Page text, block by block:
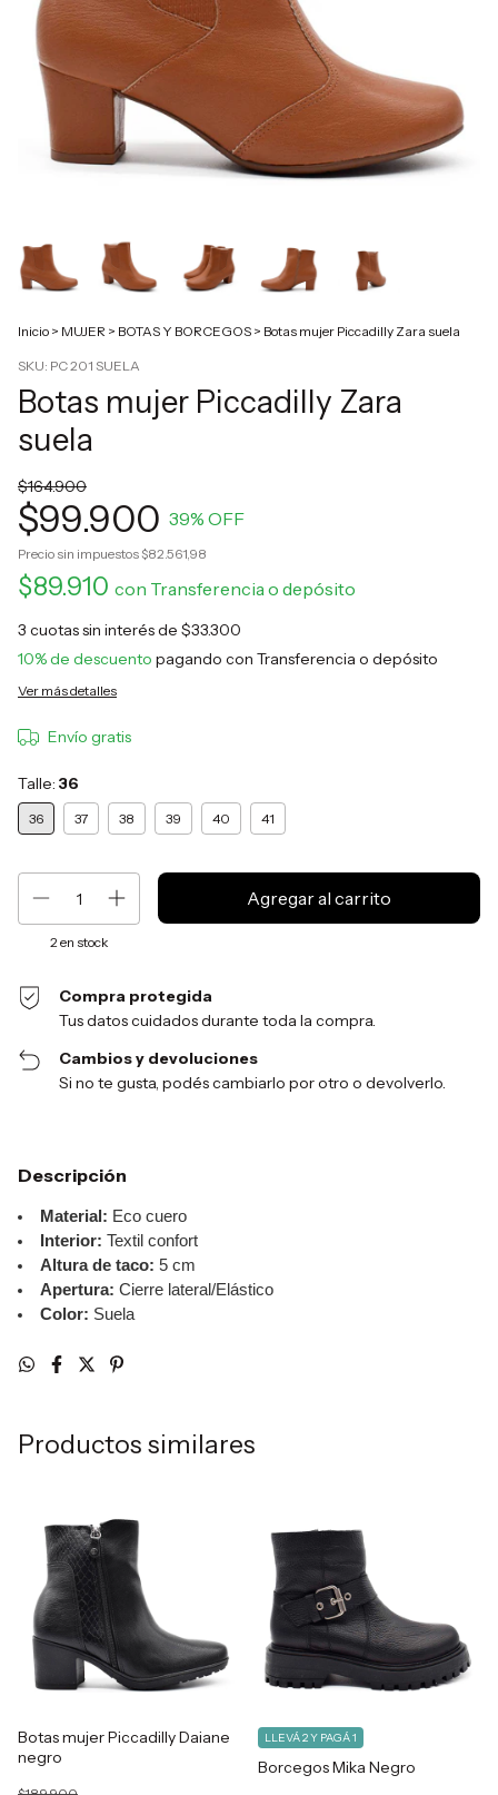
Inicio > MUJER > BOTAS Y BORCEGOS > Botas mujer Piccadilly Zara suela
SKU: PC 201 SUELA
Botas mujer Piccadilly Zara
suela
$164.900
$99.900 39% OFF
Precio sin impuestos$82.561,98
$89.910 con Transferencia o depósito
3 cuotas sin interés de $33.300
10% de descuento pagando con Transferencia o depósito
Ver más detalles
Envío gratis
Talle: 36
36 37 38 39 40 41
2en stock
Compra protegida
Tus datos cuidados durante toda la compra.
Cambios y devoluciones
Si no te gusta, podés cambiarlo por otro o devolverlo.
Descripción
Material: Eco cuero
Interior: Textil confort
Altura de taco: 5 cm
Apertura: Cierre lateral/Elástico
Color: Suela
Productos similares
Botas mujer Piccadilly Daiane
negro
Borcegos Mika Negro
LLEVÁ 2 Y PAGÁ 1